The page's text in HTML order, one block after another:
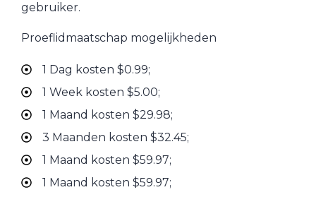
gebruiker.
Proeflidmaatschap mogelijkheden
1 Dag kosten $0.99;
1 Week kosten $5.00;
1 Maand kosten $29.98;
3 Maanden kosten $32.45;
1 Maand kosten $59.97;
1 Maand kosten $59.97;